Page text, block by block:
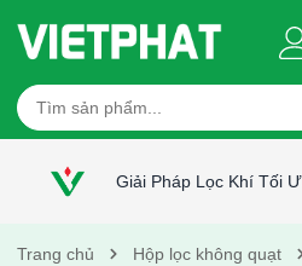
Giải Pháp Lọc Khí Tối
Trang chủ Hộp lọc không quạt